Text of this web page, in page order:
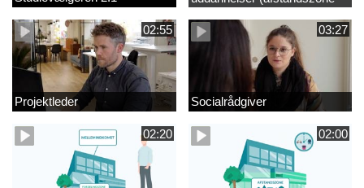
redigeret)
02:55
Projektleder
03:27
Socialrådgiver
02:20 02:00